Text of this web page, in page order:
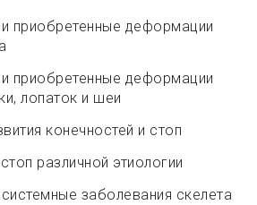
приобретенные деформации
приобретенные деформации
лопаток и шеи
конечностей и стоп
различной этиологии
заболевания скелета